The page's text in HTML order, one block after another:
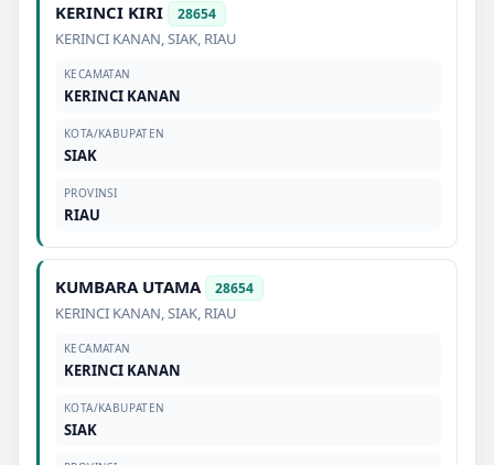
KERINCI KIRI 28654
KERINCI KANAN,SIAK, RIAU
KECAMATAN
KERINCI KANAN
KOTA/KABUPATEN
SIAK
PROVINSI
RIAU
KUMBARA UTAMA 28654
KERINCI KANAN,SIAK, RIAU
KECAMATAN
KERINCI KANAN
KOTA/KABUPATEN
SIAK